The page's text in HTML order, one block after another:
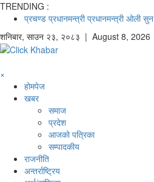
TRENDING :
प्रचण्ड प्रधानमन्त्री प्रधानमन्त्री ओली सुन
शनिबार, साउन २३, २०८३ | August 8, 2026
×
होमपेज
खबर
समाज
प्रदेश
आजको पत्रिका
सम्पादकीय
राजनीति
अन्तर्राष्ट्रिय